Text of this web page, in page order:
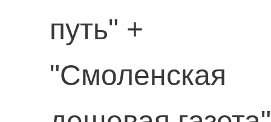
путь" +
"Смоленская